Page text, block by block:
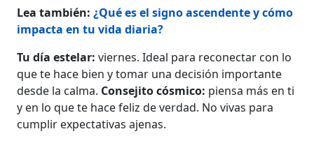
Lea también:¿Qué es el signo ascendente y cómo
impacta en tu vida diaria?
Tu día estelar: viernes. Ideal para reconectar con lo
que te hace bien y tomar una decisión importante
desde la calma. Consejito cósmico: piensa más en ti
y en lo que te hace feliz de verdad. No vivas para
cumplir expectativas ajenas.